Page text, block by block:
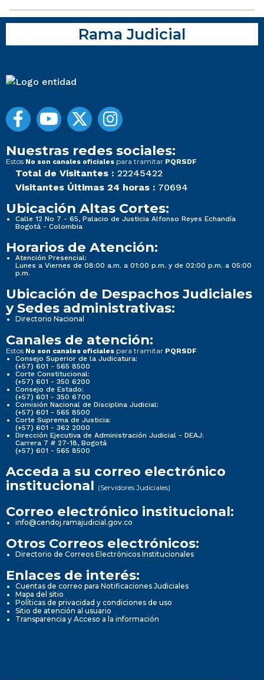
Rama Judicial
Nuestras redes sociales:
Estos No son canales oficiales para tramitar PQRSDF
Total de Visitantes : 22245422
Visitantes Últimas 24 horas : 70694
Ubicación Altas Cortes:
Calle 12 No 7 - 65, Palacio de Justicia Alfonso Reyes Echandía
Bogotá - Colombia
Horarios de Atención:
Atención Presencial:
Lunes a Viernes de 08:00 a.m. a 01:00 p.m. y de 02:00 p.m. a 05:00
p.m.
Ubicación de Despachos Judiciales
y Sedes administrativas:
Directorio Nacional
Canales de atención:
Estos No son canales oficiales para tramitar PQRSDF
Consejo Superior de la Judicatura:
(+57) 601 - 565 8500
Corte Constitucional:
(+57) 601 - 350 6200
Consejo de Estado:
(+57) 601 - 350 6700
Comisión Nacional de Disciplina Judicial:
(+57) 601 - 565 8500
Corte Suprema de Justicia:
(+57) 601 - 362 2000
Dirección Ejecutiva de Administración Judicial - DEAJ:
Carrera 7 # 27-18, Bogotá
(+57) 601 - 565 8500
Acceda a su correo electrónico
institucional (Servidores Judiciales)
Correo electrónico institucional:
info@cendoj.ramajudicial.gov.co
Otros Correos electrónicos:
Directorio de Correos Electrónicos Institucionales
Enlaces de interés:
Cuentas de correo para Notificaciones Judiciales
Mapa del sitio
Políticas de privacidad y condiciones de uso
Sitio de atención al usuario
Transparencia y Acceso a la información